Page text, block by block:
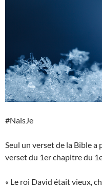
#NaisJe
Seul un verset de la Bible
verset du 1er chapitre du
« Le roi David était vieux,